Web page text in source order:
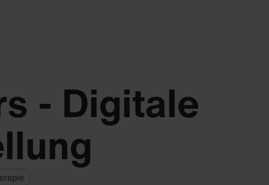
- Digitale